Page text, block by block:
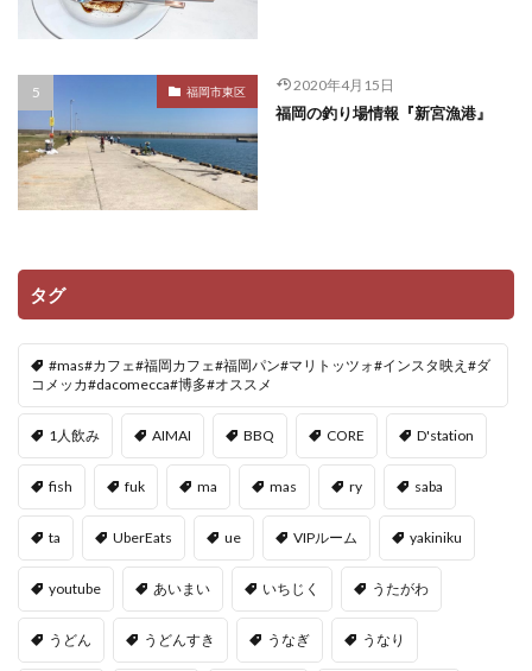
福岡市東区 2020年4月15日
福岡の釣り場情報『新宮漁港』
タグ
#mas#カフェ#福岡カフェ#福岡パン#マリトッツォ#インスタ映え#ダ
コメッカ#dacomecca#博多#オススメ
1人飲み AIMAI BBQ CORE D'station
fish fuk ma mas ry saba
ta UberEats ue VIPルーム yakiniku
youtube あいまい いちじく うたがわ
うどん うどんすき うなぎ うなり